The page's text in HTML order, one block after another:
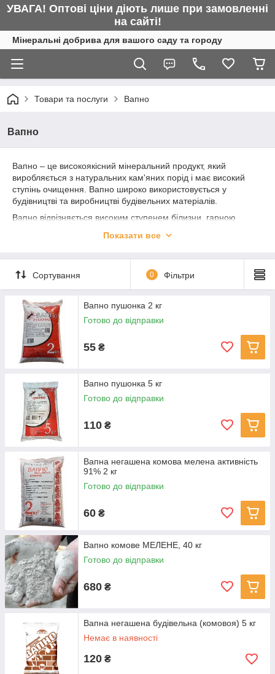
УВАГА! Оптові ціни діють лише при замовленні
на сайті!
Мінеральні добрива для вашого саду та городу
Товари та послуги Вапно
Вапно
Вапно – це високоякісний мінеральний продукт, який
виробляється з натуральних кам'яних порід і має високий
ступінь очищення. Вапно широко використовується у
будівництві та виробництві будівельних матеріалів.
Вапно відрізняється високим ступенем білизни, гарною
середовища. Цей продукт є екологічно чистим та безпечним
Показати все
Сортування 0 Фільтри
Вапно пушонка 2 кг
Готово до відправки
55 ₴
Вапно пушонка 5 кг
Готово до відправки
110 ₴
Вапна негашена комова мелена активність
91% 2 кг
Готово до відправки
60 ₴
Вапно комове МЕЛЕНЕ, 40 кг
Готово до відправки
680 ₴
Вапна негашена будівельна (комовоя) 5 кг
Немає в наявності
120 ₴